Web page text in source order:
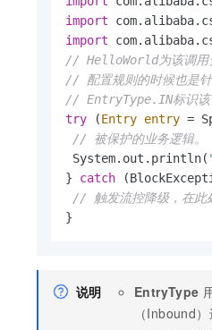
import
import
// HelloWorld为该调用
// 配置规则的时候也是针
// EntryType.IN标识该
try (Entry entry =
// 被保护的业务逻辑。
System.out.println(
} catch
// 触发流控降级，在此
}
说明 EntryType
（Inbound